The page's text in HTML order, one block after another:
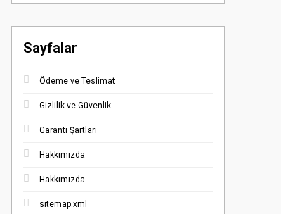
Sayfalar
Ödeme ve Teslimat
Gizlilik ve Güvenlik
Garanti Şartları
Hakkımızda
Hakkımızda
sitemap.xml